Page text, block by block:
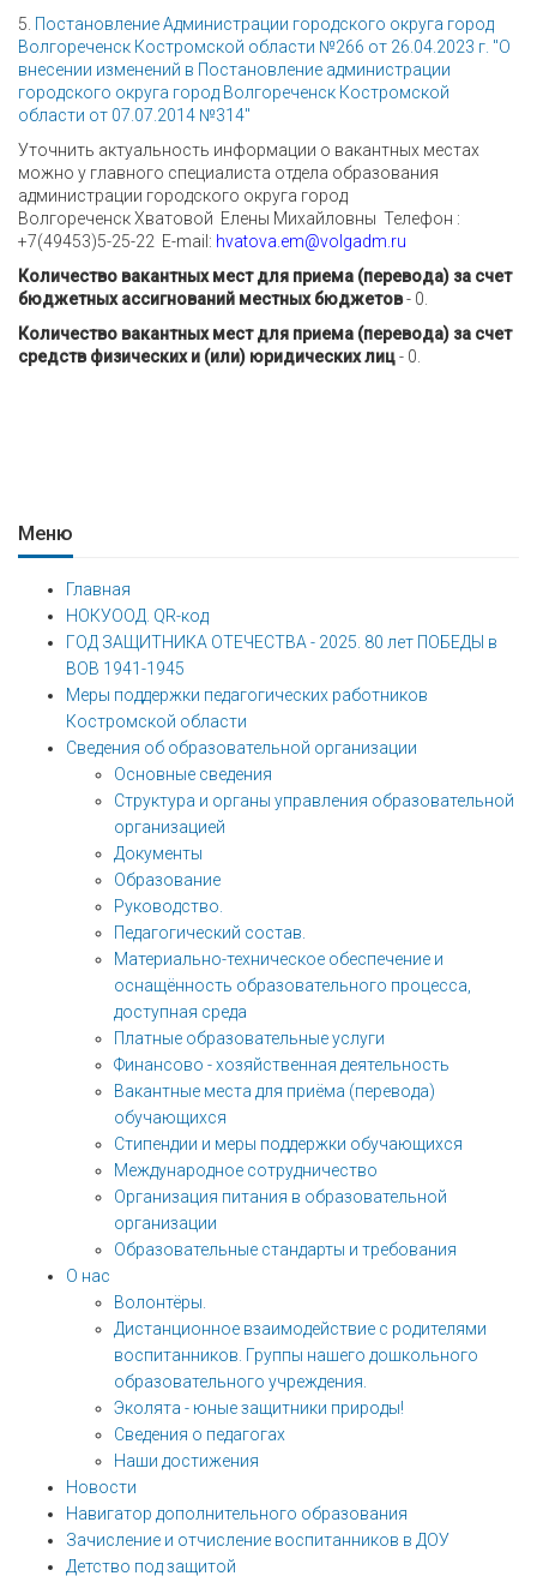
5. Постановление Администрации городского округа город
Волгореченск Костромской области №266 от 26.04.2023 г. "О
внесении изменений в Постановление администрации
городского округа город Волгореченск Костромской
области от 07.07.2014 №314"
Уточнить актуальность информации о вакантных местах
можно у главного специалиста отдела образования
администрации городского округа город
Волгореченск Хватовой Елены Михайловны Телефон :
+7(49453)5-25-22 E-mail: hvatova.em@volgadm.ru
Количество вакантных мест для приема (перевода) за счет
бюджетных ассигнований местных бюджетов- 0.
Количество вакантных мест для приема (перевода) за счет
средств физических и (или) юридических лиц- 0.
Меню
Главная
НОКУООД. QR-код
ГОД ЗАЩИТНИКА ОТЕЧЕСТВА - 2025. 80 лет ПОБЕДЫ в
ВОВ 1941-1945
Меры поддержки педагогических работников
Костромской области
Сведения об образовательной организации
Основные сведения
Структура и органы управления образовательной
организацией
Документы
Образование
Руководство.
Педагогический состав.
Материально-техническое обеспечение и
оснащённость образовательного процесса,
доступная среда
Платные образовательные услуги
Финансово - хозяйственная деятельность
Вакантные места для приёма (перевода)
обучающихся
Стипендии и меры поддержки обучающихся
Международное сотрудничество
Организация питания в образовательной
организации
Образовательные стандарты и требования
О нас
Волонтёры.
Дистанционное взаимодействие с родителями
воспитанников. Группы нашего дошкольного
образовательного учреждения.
Эколята - юные защитники природы!
Сведения о педагогах
Наши достижения
Новости
Навигатор дополнительного образования
Зачисление и отчисление воспитанников в ДОУ
Детство под защитой